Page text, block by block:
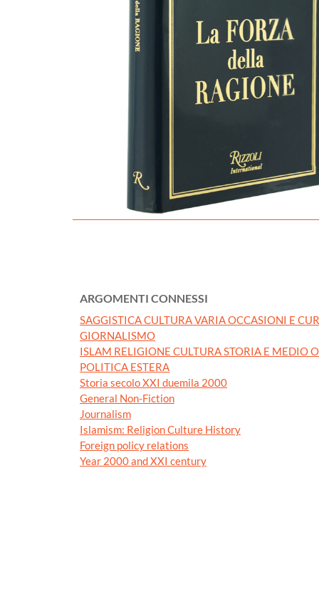
ARGOMENTI CONNESSI
SAGGISTICA CULTURA VARIA OCCASIONI E
GIORNALISMO
ISLAM RELIGIONE CULTURA STORIA E MEDIO
POLITICA ESTERA
Storia secolo XXI duemila 2000
General Non-Fiction
Journalism
Islamism: Religion Culture History
Foreign policy relations
Year 2000 and XXI century